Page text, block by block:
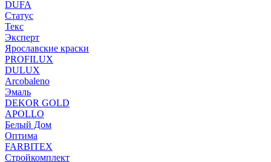
DUFA
Статус
Текс
Эксперт
Ярославские краски
PROFILUX
DULUX
Arcobaleno
Эмаль
DEKOR GOLD
APOLLO
Белый Дом
Оптима
FARBITEX
Стройкомплект